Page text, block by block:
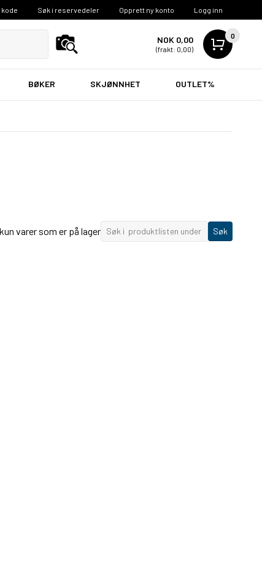
Søk i reservedeler Opprett ny konto Logg inn
NOK 0,00
(frakt: 0,00)
0
BØKER SKJØNNHET OUTLET%
varer som er på lager Søk